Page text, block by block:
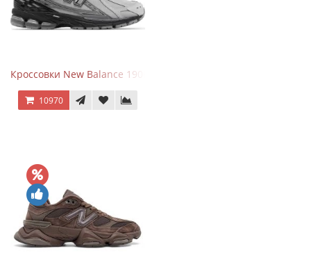
Кроссовки New Balance 1906R Brighton Grey
10970